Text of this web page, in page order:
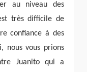
au niveau des
très difficile de
confiance à des
nous vous prions
Juanito qui a